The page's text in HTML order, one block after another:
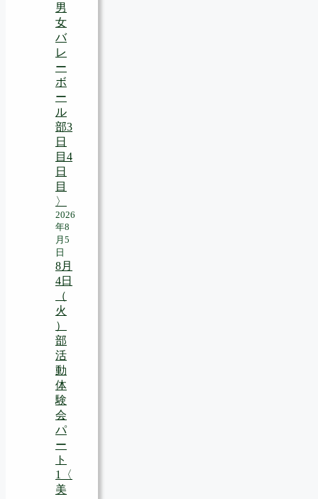
男
女
バ
レ
ー
ボ
ー
ル
部3
日
目4
日
目
〉
2026
年8
月5
日
8月
4日
（
火
）
部
活
動
体
験
会
パ
ー
ト
1〈
美